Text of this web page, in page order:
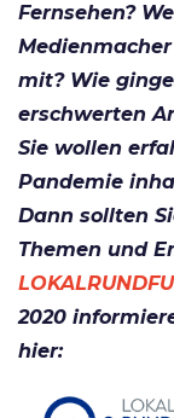
Fernsehen?
mit? Wie
erschwerten
Sie wollen
Pandemie
Dann sollten
Themen und
2020
hier: